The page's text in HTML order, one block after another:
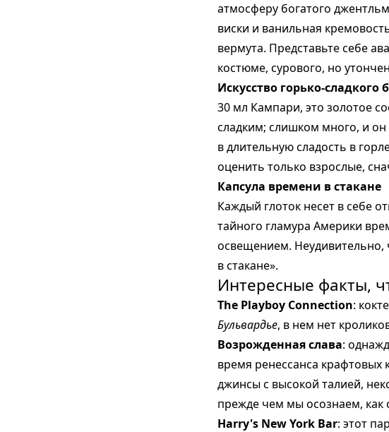
атмосферу богатого
виски и ванильная
вермута. Представьте себе
костюме, сурового, но
Искусство горько-сладкого
30 мл Кампари, это золотое
сладким; слишком много, и он
в длительную сладость в
оценить только взрослые,
Капсула времени в стакане
Каждый глоток несет в себе
тайного гламура Америки
освещением.
в стакане».
Интересные факты,
The Playboy Connection:
Бульвардье, в нем нет
Возрожденная слава:
время ренессанса крафтовых
джинсы с высокой талией,
прежде чем мы осознаем,
Harry's New York Bar: этот